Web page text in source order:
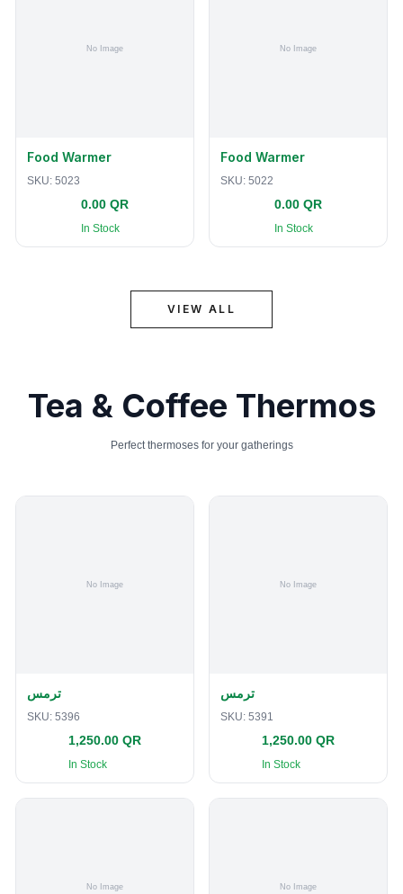
Food Warmer
SKU: 5023
0.00 QR
In Stock
Food Warmer
SKU: 5022
0.00 QR
In Stock
VIEW ALL
Tea & Coffee Thermos
Perfect thermoses for your gatherings
ترمس
SKU: 5396
1,250.00 QR
In Stock
ترمس
SKU: 5391
1,250.00 QR
In Stock